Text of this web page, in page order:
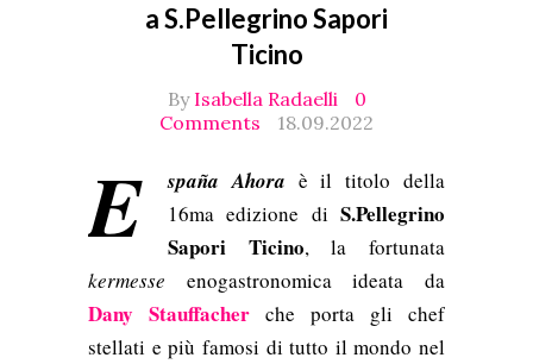
a S.Pellegrino Sapori
Ticino
By Isabella Radaelli
0
Comments
18.09.2022
E spaña Ahora è il titolo della
16ma edizione di S.Pellegrino
Sapori Ticino, la fortunata
kermesse enogastronomica ideata da
Dany Stauffacher che porta gli chef
stellati e più famosi di tutto il mondo nel